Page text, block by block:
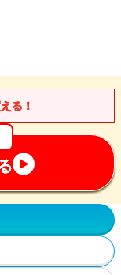
る！